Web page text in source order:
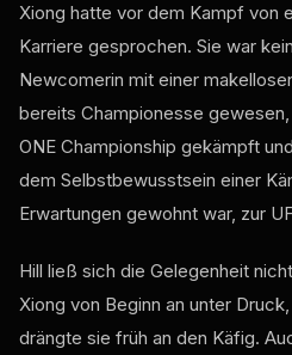
Xiong hatte vor dem Kampf von
Karriere gesprochen. Sie war
Newcomerin mit einer
bereits Championesse
ONE Championship gekämpft
dem Selbstbewusstsein einer
Erwartungen gewohnt war, zur
Hill ließ sich die Gelegenheit
Xiong von Beginn an unter
drängte sie früh an den Käfig.